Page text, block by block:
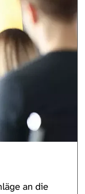
an die